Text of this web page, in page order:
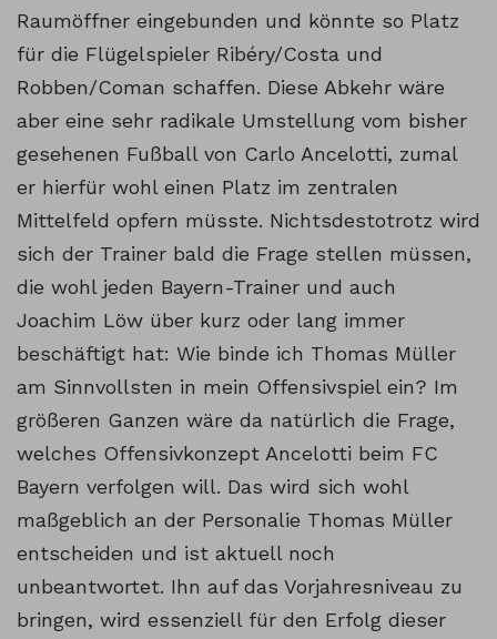
Raumöffner eingebunden und könnte so Platz
für die Flügelspieler Ribéry/Costa und
Robben/Coman schaffen. Diese Abkehr wäre
aber eine sehr radikale Umstellung vom bisher
gesehenen Fußball von Carlo Ancelotti, zumal
er hierfür wohl einen Platz im zentralen
Mittelfeld opfern müsste. Nichtsdestotrotz wird
sich der Trainer bald die Frage stellen müssen,
die wohl jeden Bayern-Trainer und auch
Joachim Löw über kurz oder lang immer
beschäftigt hat: Wie binde ich Thomas Müller
am Sinnvollsten in mein Offensivspiel ein? Im
größeren Ganzen wäre da natürlich die Frage,
welches Offensivkonzept Ancelotti beim FC
Bayern verfolgen will. Das wird sich wohl
maßgeblich an der Personalie Thomas Müller
entscheiden und ist aktuell noch
unbeantwortet. Ihn auf das Vorjahresniveau zu
bringen, wird essenziell für den Erfolg dieser